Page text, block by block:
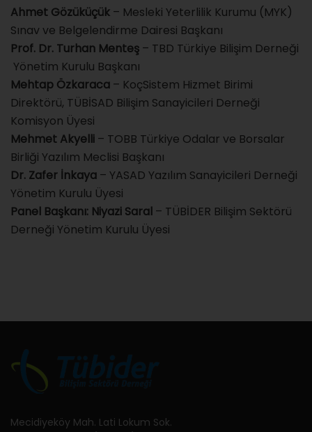
Ahmet Gözüküçük – Mesleki Yeterlilik Kurumu (MYK)
Sınav ve Belgelendirme Dairesi Başkanı
Prof. Dr. Turhan Menteş – TBD Türkiye Bilişim Derneği
Yönetim Kurulu Başkanı
Mehtap Özkaraca – KoçSistem Hizmet Birimi
Direktörü, TÜBİSAD Bilişim Sanayicileri Derneği
Komisyon Üyesi
Mehmet Akyelli – TOBB Türkiye Odalar ve Borsalar
Birliği Yazılım Meclisi Başkanı
Dr. Zafer İnkaya – YASAD Yazılım Sanayicileri Derneği
Yönetim Kurulu Üyesi
Panel Başkanı: Niyazi Saral – TÜBİDER Bilişim Sektörü
Derneği Yönetim Kurulu Üyesi
Mecidiyeköy Mah. Lati Lokum Sok.